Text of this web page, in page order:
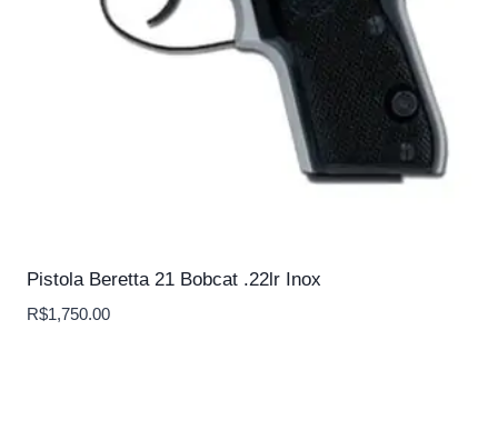
Pistola Beretta 21 Bobcat .22lr Inox
R$1,750.00